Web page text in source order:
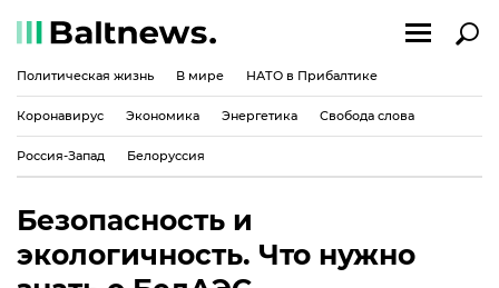
Политическая жизнь В мире НАТО в Прибалтике
Коронавирус Экономика Энергетика Свобода слова
Россия-Запад Белоруссия
Безопасность и
экологичность. Что нужно